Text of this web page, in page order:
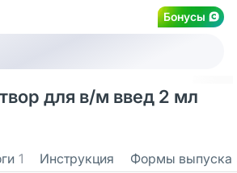
Бонусы
для в/м введ 2 мл
1 Инструкция Формы выпуска